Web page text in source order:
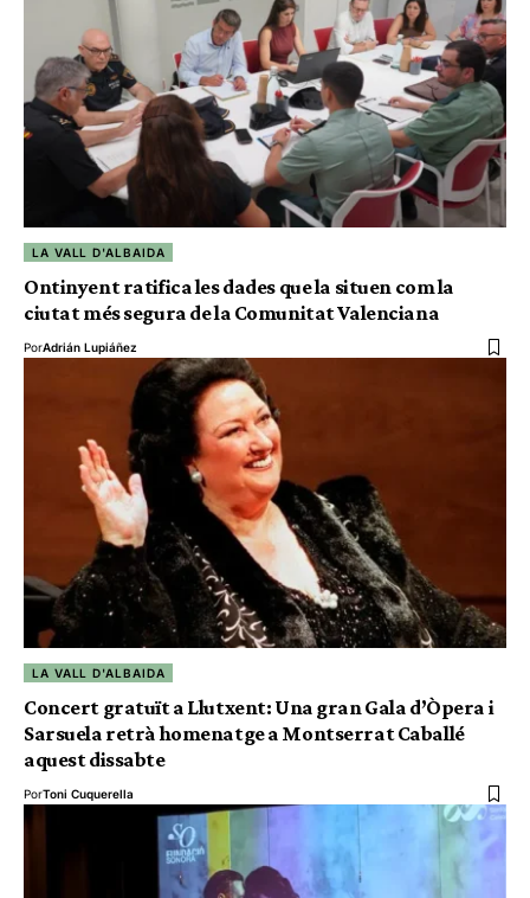
LA VALL D'ALBAIDA
Ontinyent ratifica les dades que la situen com la
ciutat més segura de la Comunitat Valenciana
PorAdrián Lupiáñez
LA VALL D'ALBAIDA
Concert gratuït a Llutxent: Una gran Gala d’Òpera i
Sarsuela retrà homenatge a Montserrat Caballé
aquest dissabte
PorToni Cuquerella